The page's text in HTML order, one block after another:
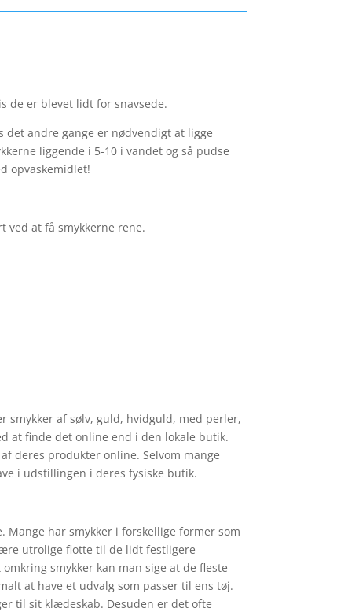
de er blevet lidt for snavsede.
det andre gange er nødvendigt at ligge
liggende i 5-10 i vandet og så pudse
opvaskemidlet!
ved at få smykkerne rene.
smykker af sølv, guld, hvidguld, med perler,
at finde det online end i den lokale butik.
deres produkter online. Selvom mange
i udstillingen i deres fysiske butik.
har smykker i forskellige former som
utrolige flotte til de lidt festligere
smykker kan man sige at de fleste
at have et udvalg som passer til ens tøj.
til sit klædeskab. Desuden er det ofte